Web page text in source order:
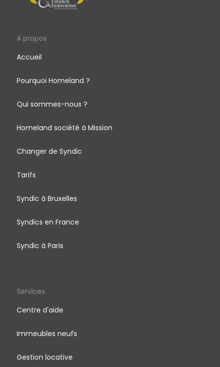
A propos
Accueil
Pourquoi Homeland ?
Qui sommes-nous ?
Homeland société à Mission
Changer de Syndic
Tarifs
Syndic à Bruxelles
Syndics en France
Syndic à Paris
Services
Centre d'aide
Immeubles neufs
Gestion locative